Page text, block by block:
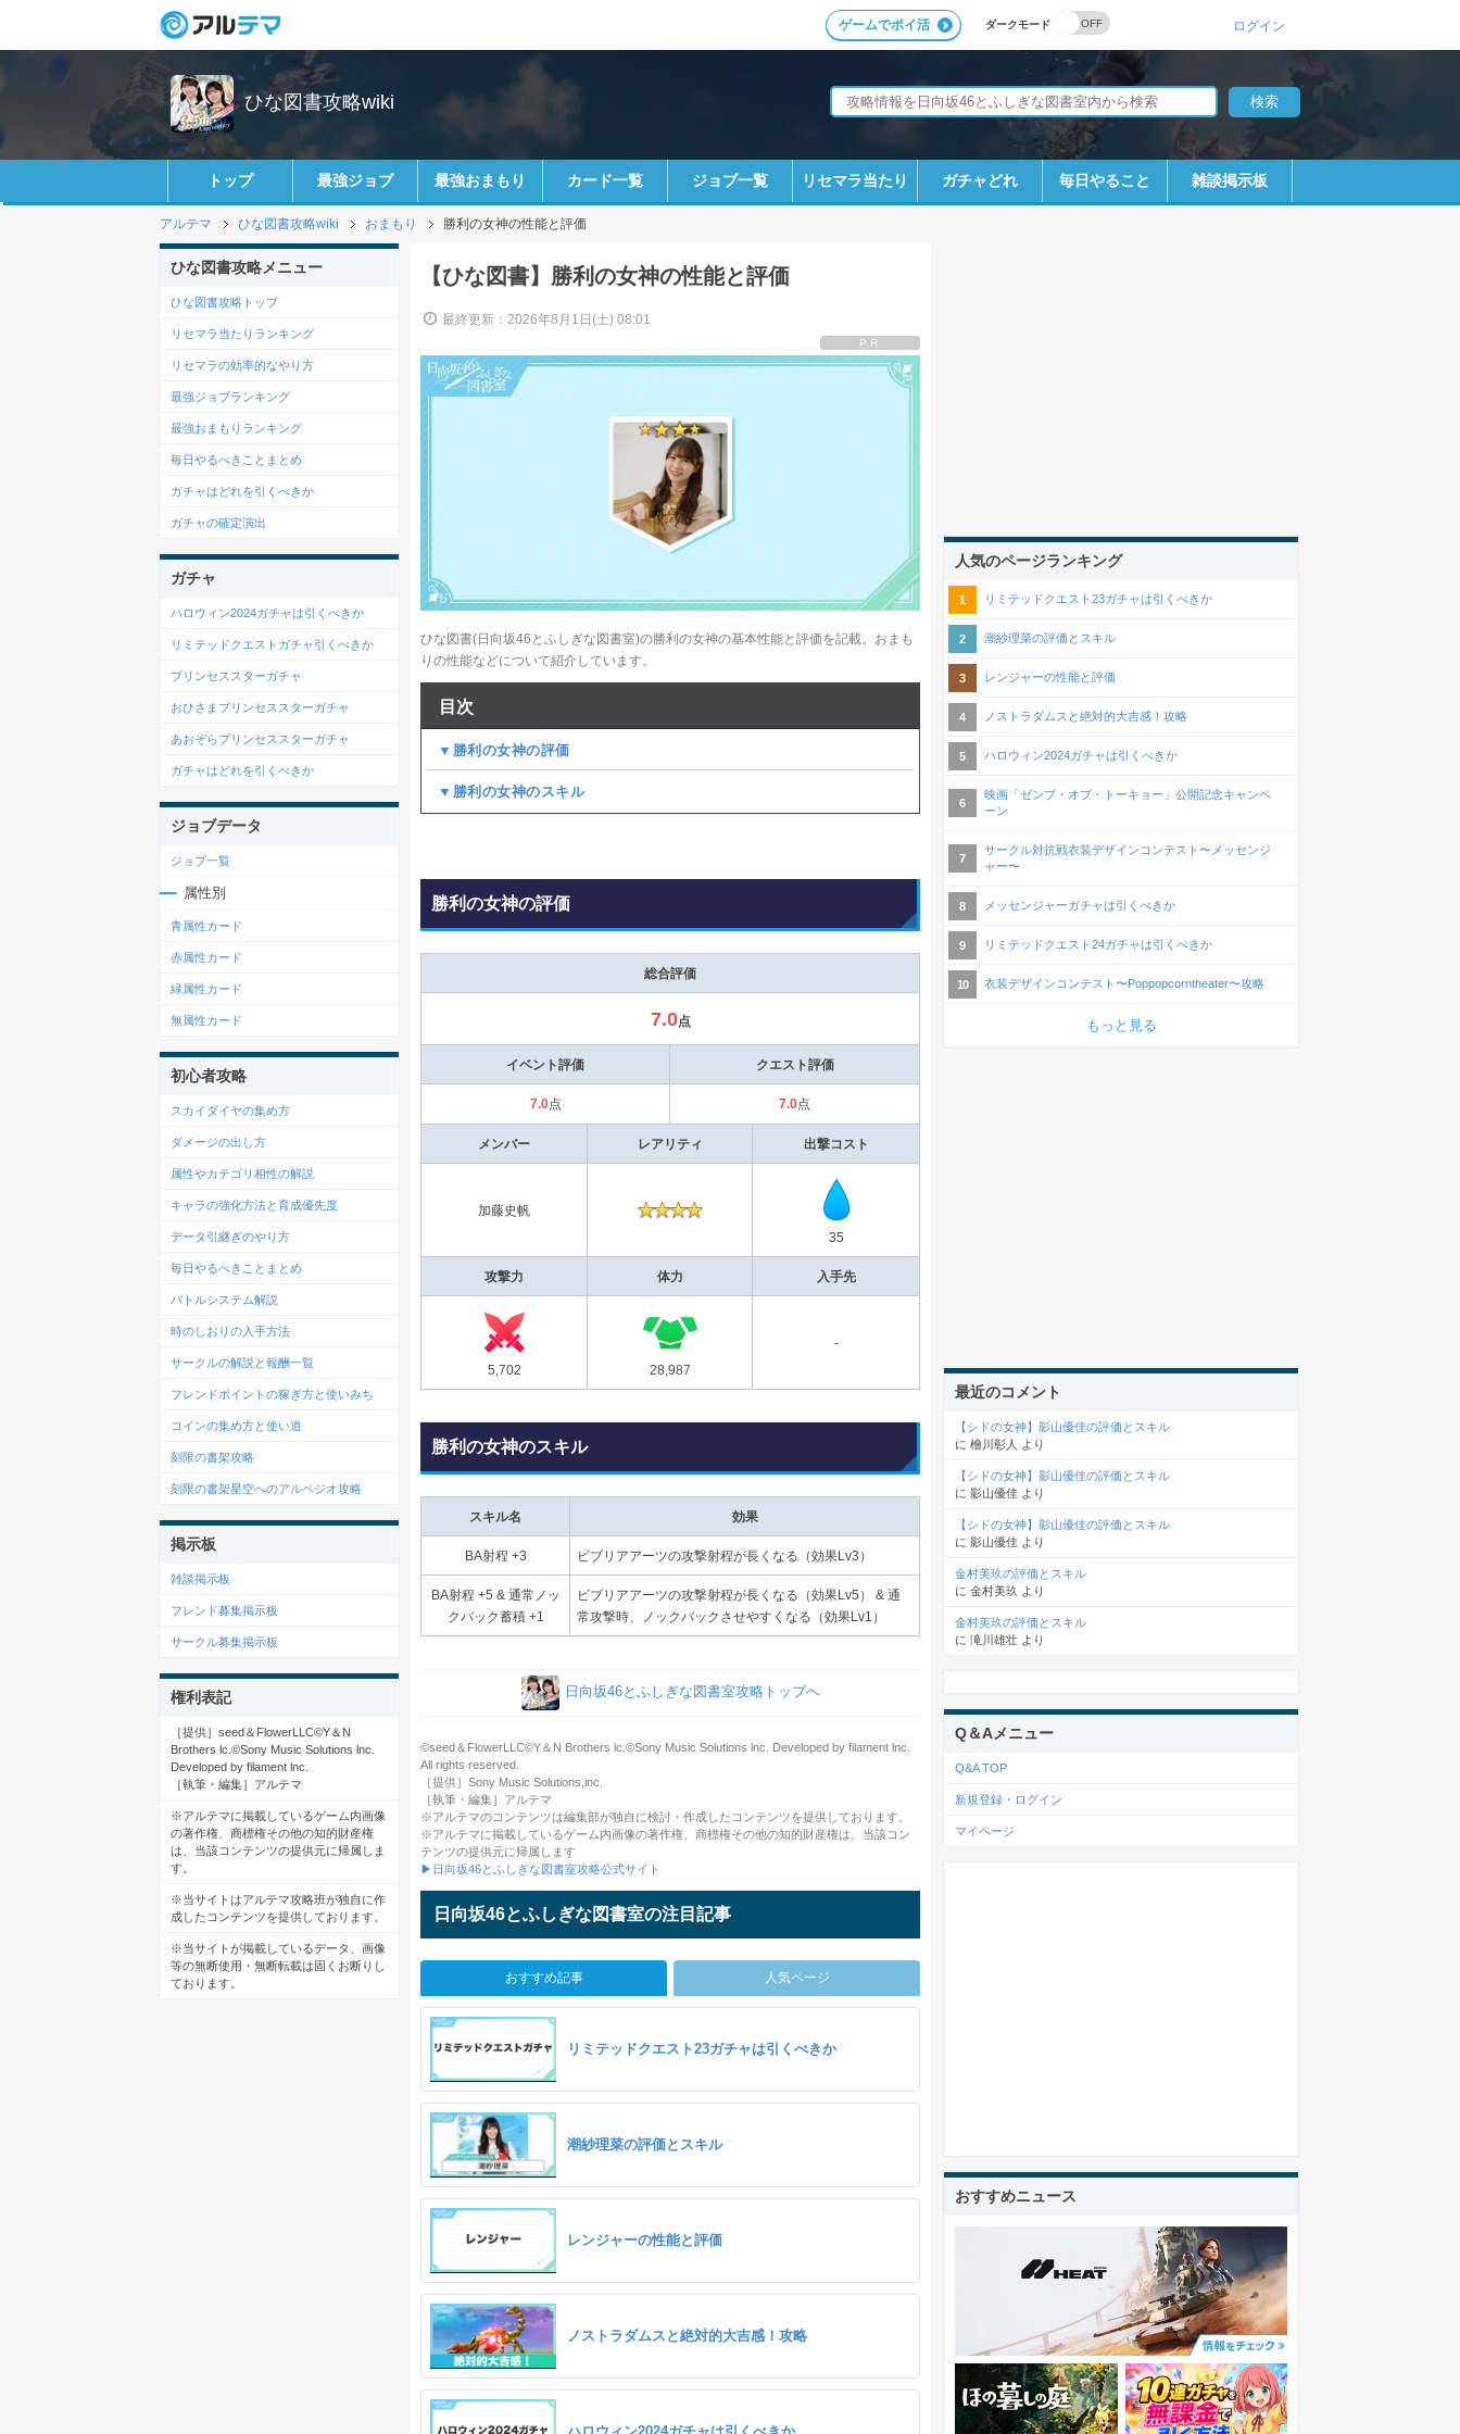
ダークモード
ゲームでポイ活 ログイン
ひな図書攻略wiki
トップ 最強ジョブ 最強おまもり カード一覧 ジョブ一覧 リセマラ当たり ガチャどれ 毎日やること 雑談掲示板
アルテマ ひな図書攻略wiki おまもり 勝利の女神の性能と評価
【ひな図書】勝利の女神の性能と評価
最終更新：2026年8月1日(土) 08:01
PR
ひな図書(日向坂46とふしぎな図書室)の勝利の女神の基本性能と評価を記載。おまも
りの性能などについて紹介しています。
目次
▼勝利の女神の評価
▼勝利の女神のスキル
勝利の女神の評価
総合評価
7.0点
イベント評価 クエスト評価
7.0点 7.0点
メンバー レアリティ 出撃コスト
加藤史帆
35
攻撃力 体力 入手先
5,702 28,987
-
勝利の女神のスキル
スキル名 効果
BA射程 +3 ビブリアアーツの攻撃射程が長くなる（効果Lv3）
BA射程 +5 & 通常ノッ
クバック蓄積 +1
ビブリアアーツの攻撃射程が長くなる（効果Lv5） & 通
常攻撃時、ノックバックさせやすくなる（効果Lv1）
日向坂46とふしぎな図書室攻略トップへ
©seed＆FlowerLLC©️Y＆N Brothers lc.©️Sony Music Solutions lnc. Developed by filament lnc.
All rights reserved.
［提供］Sony Music Solutions,inc.
［執筆・編集］アルテマ
※アルテマのコンテンツは編集部が独自に検討・作成したコンテンツを提供しております。
※アルテマに掲載しているゲーム内画像の著作権、商標権その他の知的財産権は、当該コン
テンツの提供元に帰属します
▶日向坂46とふしぎな図書室攻略公式サイト
日向坂46とふしぎな図書室の注目記事
おすすめ記事 人気ページ
リミテッドクエスト23ガチャは引くべきか
潮紗理菜の評価とスキル
レンジャーの性能と評価
ノストラダムスと絶対的大吉感！攻略
ひな図書攻略メニュー
ひな図書攻略トップ
リセマラ当たりランキング
リセマラの効率的なやり方
最強ジョブランキング
最強おまもりランキング
毎日やるべきことまとめ
ガチャはどれを引くべきか
ガチャの確定演出
ガチャ
ハロウィン2024ガチャは引くべきか
リミテッドクエストガチャ引くべきか
プリンセススターガチャ
おひさまプリンセススターガチャ
あおぞらプリンセススターガチャ
ガチャはどれを引くべきか
ジョブデータ
ジョブ一覧
属性別
青属性カード
赤属性カード
緑属性カード
無属性カード
初心者攻略
スカイダイヤの集め方
ダメージの出し方
属性やカテゴリ相性の解説
キャラの強化方法と育成優先度
データ引継ぎのやり方
毎日やるべきことまとめ
バトルシステム解説
時のしおりの入手方法
サークルの解説と報酬一覧
フレンドポイントの稼ぎ方と使いみち
コインの集め方と使い道
刻限の書架攻略
刻限の書架星空へのアルペジオ攻略
掲示板
雑談掲示板
フレンド募集掲示板
サークル募集掲示板
権利表記
［提供］seed＆FlowerLLC©️Y＆N
Brothers lc.©️Sony Music Solutions lnc.
Developed by filament lnc.
［執筆・編集］アルテマ
※アルテマに掲載しているゲーム内画像
の著作権、商標権その他の知的財産権
は、当該コンテンツの提供元に帰属しま
す。
※当サイトはアルテマ攻略班が独自に作
成したコンテンツを提供しております。
※当サイトが掲載しているデータ、画像
等の無断使用・無断転載は固くお断りし
ております。
人気のページランキング
リミテッドクエスト23ガチャは引くべきか
潮紗理菜の評価とスキル
レンジャーの性能と評価
ノストラダムスと絶対的大吉感！攻略
ハロウィン2024ガチャは引くべきか
映画「ゼンブ・オブ・トーキョー」公開記念キャンペ
ーン
サークル対抗戦衣装デザインコンテスト〜メッセンジ
ャー〜
メッセンジャーガチャは引くべきか
リミテッドクエスト24ガチャは引くべきか
衣装デザインコンテスト〜Poppopcorntheater〜攻略
もっと見る
最近のコメント
【シドの女神】影山優佳の評価とスキル
に 檜川彰人 より
【シドの女神】影山優佳の評価とスキル
に 影山優佳 より
【シドの女神】影山優佳の評価とスキル
に 影山優佳 より
金村美玖の評価とスキル
に 金村美玖 より
金村美玖の評価とスキル
に 滝川雄壮 より
Q＆Aメニュー
Q&A TOP
新規登録・ログイン
マイページ
おすすめニュース